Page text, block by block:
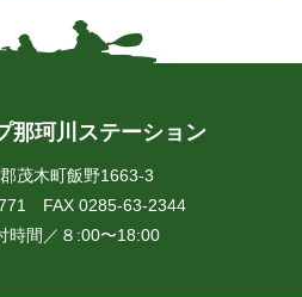
那珂川ステーション
茂木町飯野1663-3
FAX 0285-63-2344
時間／８:00〜18:00